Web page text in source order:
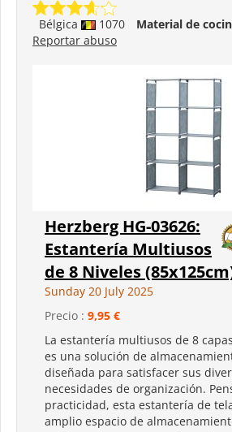
Bélgica 1070
Material de
Reportar abuso
Herzberg HG-03626:
Estantería Multiusos
de 8 Niveles
Sunday 20 July 2025
Precio : 9,95 €
La estantería multiusos de 8
es una solución de
diseñada para satisfacer sus
necesidades de organización.
practicidad, esta estantería de
amplio espacio de